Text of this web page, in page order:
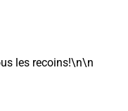
les recoins!\n\n